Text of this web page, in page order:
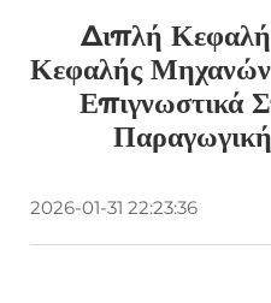
Διπλή
Κεφαλής
Επιγνωστικά
2026-01-31 22:23:36